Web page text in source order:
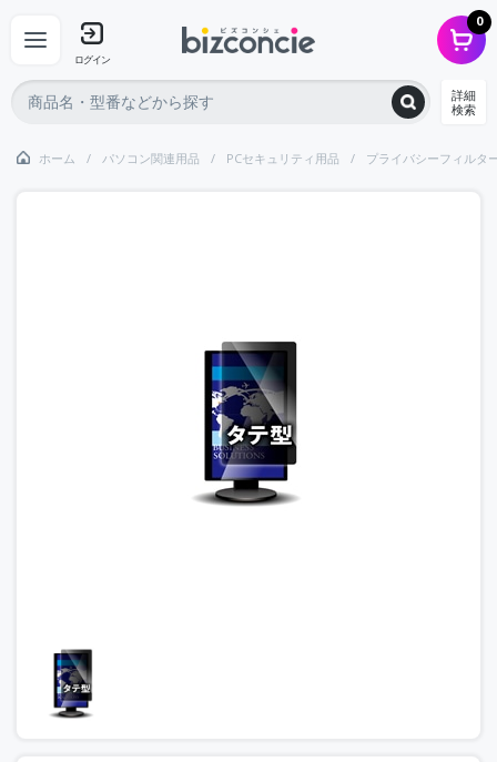
ログイン
0
詳細
検索
ホーム パソコン関連用品 PCセキュリティ用品 プライバシーフィルタ